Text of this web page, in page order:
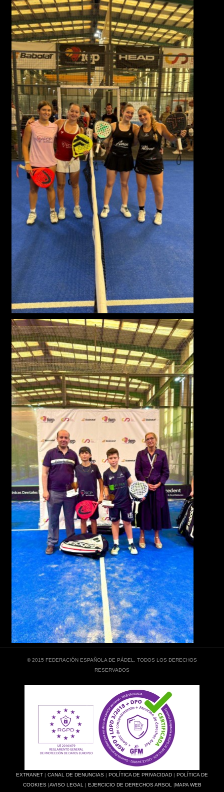
© 2015 FEDERACIÓN ESPAÑOLA DE PÁDEL. TODOS LOS DERECHOS
RESERVADOS
EXTRANET | CANAL DE DENUNCIAS | POLÍTICA DE PRIVACIDAD | POLÍTICA DE
COOKIES|AVISO LEGAL | EJERCICIO DE DERECHOS ARSOL |MAPA WEB